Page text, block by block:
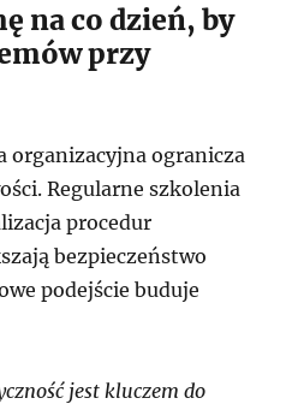
na co dzień, by
przy
organizacyjna ogranicza
Regularne szkolenia
procedur
bezpieczeństwo
podejście buduje
jest kluczem do